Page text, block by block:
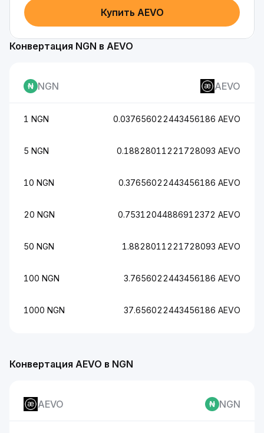
Купить AEVO
Конвертация AEVO в NGN
AEVO NGN
Конвертация NGN в AEVO
NGN AEVO
1 NGN 0.037656022443456186 AEVO
5 NGN 0.18828011221728093 AEVO
10 NGN 0.37656022443456186 AEVO
20 NGN 0.75312044886912372 AEVO
50 NGN 1.8828011221728093 AEVO
100 NGN 3.7656022443456186 AEVO
1000 NGN 37.656022443456186 AEVO